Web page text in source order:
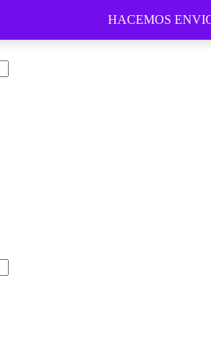
HACEMOS